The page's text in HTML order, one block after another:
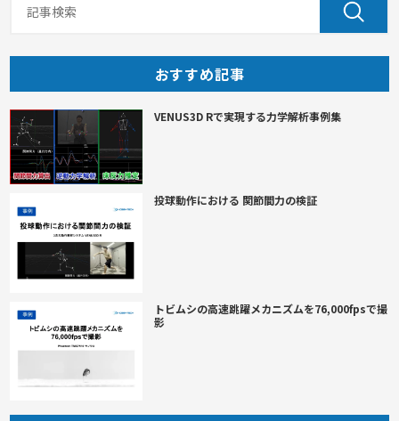
おすすめ記事
VENUS3D Rで実現する力学解析事例集
投球動作における 関節間力の検証
トビムシの高速跳躍メカニズムを76,000fpsで撮
影